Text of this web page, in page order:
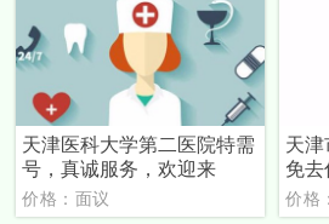
天津医科大学第二医院特需
号，真诚服务，欢迎来
价格：面议
天津
免
价格